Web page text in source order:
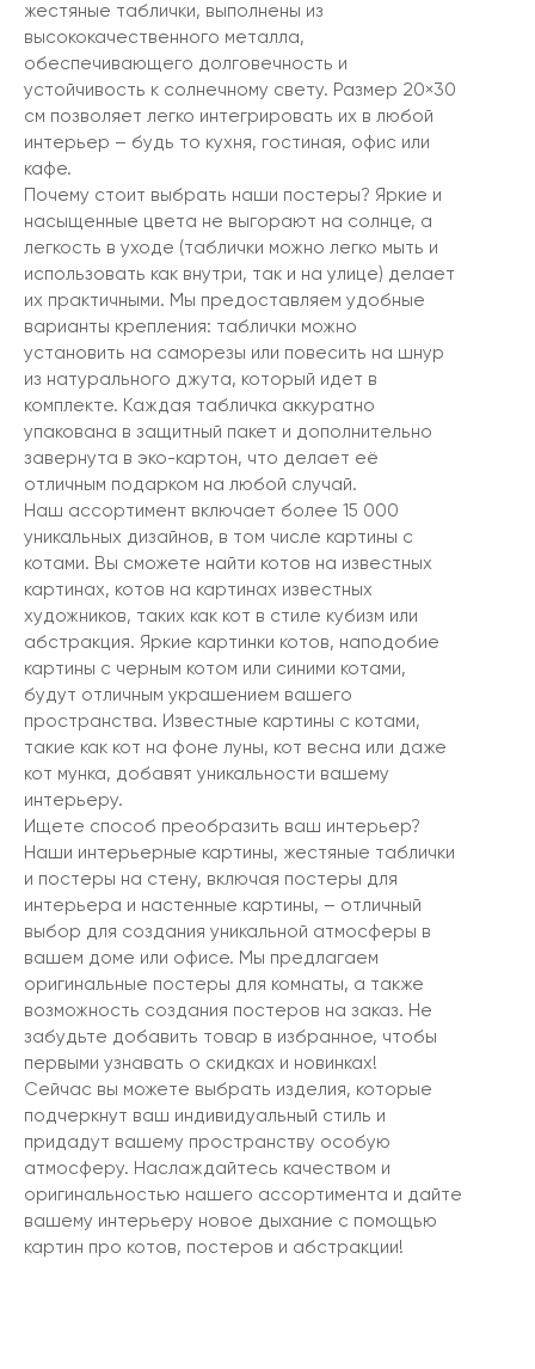
жестяные таблички, выполнены из
высококачественного металла,
обеспечивающего долговечность и
устойчивость к солнечному свету. Размер 20×30
см позволяет легко интегрировать их в любой
интерьер – будь то кухня, гостиная, офис или
кафе.
Почему стоит выбрать наши постеры? Яркие и
насыщенные цвета не выгорают на солнце, а
легкость в уходе (таблички можно легко мыть и
использовать как внутри, так и на улице) делает
их практичными. Мы предоставляем удобные
варианты крепления: таблички можно
установить на саморезы или повесить на шнур
из натурального джута, который идет в
комплекте. Каждая табличка аккуратно
упакована в защитный пакет и дополнительно
завернута в эко-картон, что делает её
отличным подарком на любой случай.
Наш ассортимент включает более 15 000
уникальных дизайнов, в том числе картины с
котами. Вы сможете найти котов на известных
картинах, котов на картинах известных
художников, таких как кот в стиле кубизм или
абстракция. Яркие картинки котов, наподобие
картины с черным котом или синими котами,
будут отличным украшением вашего
пространства. Известные картины с котами,
такие как кот на фоне луны, кот весна или даже
кот мунка, добавят уникальности вашему
интерьеру.
Ищете способ преобразить ваш интерьер?
Наши интерьерные картины, жестяные таблички
и постеры на стену, включая постеры для
интерьера и настенные картины, – отличный
выбор для создания уникальной атмосферы в
вашем доме или офисе. Мы предлагаем
оригинальные постеры для комнаты, а также
возможность создания постеров на заказ. Не
забудьте добавить товар в избранное, чтобы
первыми узнавать о скидках и новинках!
Сейчас вы можете выбрать изделия, которые
подчеркнут ваш индивидуальный стиль и
придадут вашему пространству особую
атмосферу. Наслаждайтесь качеством и
оригинальностью нашего ассортимента и дайте
вашему интерьеру новое дыхание с помощью
картин про котов, постеров и абстракции!